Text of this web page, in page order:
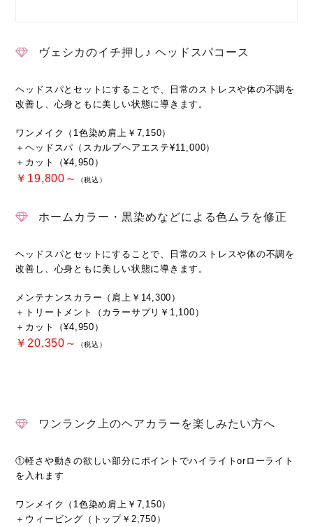
ヴェシカのイチ押し♪ ヘッドスパコース
ヘッドスパとセットにすることで、日常のストレスや体の不調を
改善し、心身ともに美しい状態に導きます。
ワンメイク（1色染め肩上￥7,150）
＋ヘッドスパ（スカルプヘアエステ¥11,000）
＋カット（¥4,950）
￥19,800～ （税込）
ホームカラー・黒染めなどによる色ムラを修正
ヘッドスパとセットにすることで、日常のストレスや体の不調を
改善し、心身ともに美しい状態に導きます。
メンテナンスカラー（肩上￥14,300）
＋トリートメント（カラーサプリ￥1,100）
＋カット（¥4,950）
￥20,350～ （税込）
ワンランク上のヘアカラーを楽しみたい方へ
①軽さや動きの欲しい部分にポイントでハイライトorローライト
を入れます
ワンメイク（1色染め肩上￥7,150）
＋ウィービング（トップ￥2,750）